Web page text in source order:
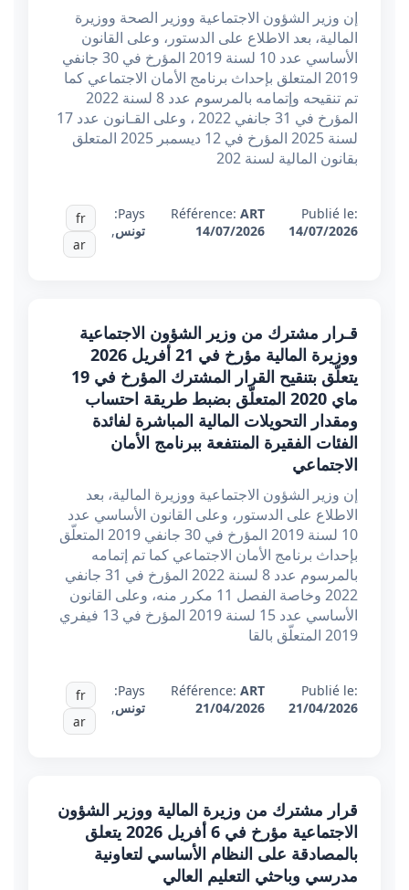
إن وزير الشؤون الاجتماعية ووزير الصحة ووزيرة
المالية، بعد الاطلاع على الدستور، وعلى القانون
الأساسي عدد 10 لسنة 2019 المؤرخ في 30 جانفي
2019 المتعلق بإحداث برنامج الأمان الاجتماعي كما
تم تنقيحه وإتمامه بالمرسوم عدد 8 لسنة 2022
المؤرخ في 31 جانفي 2022 ، وعلى القـانون عدد 17
لسنة 2025 المؤرخ في 12 ديسمبر 2025 المتعلق
بقانون المالية لسنة 202
Publié le:
14/07/2026
Référence:ART
14/07/2026
Pays:
تونس,
fr
ar
قـرار مشترك من وزير الشؤون الاجتماعية
ووزيرة المالية مؤرخ في 21 أفريل 2026
يتعلّق بتنقيح القرار المشترك المؤرخ في 19
ماي 2020 المتعلّق بضبط طريقة احتساب
ومقدار التحويلات المالية المباشرة لفائدة
الفئات الفقيرة المنتفعة ببرنامج الأمان
الاجتماعي
إن وزير الشؤون الاجتماعية ووزيرة المالية، بعد
الاطلاع على الدستور، وعلى القانون الأساسي عدد
10 لسنة 2019 المؤرخ في 30 جانفي 2019 المتعلّق
بإحداث برنامج الأمان الاجتماعي كما تم إتمامه
بالمرسوم عدد 8 لسنة 2022 المؤرخ في 31 جانفي
2022 وخاصة الفصل 11 مكرر منه، وعلى القانون
الأساسي عدد 15 لسنة 2019 المؤرخ في 13 فيفري
2019 المتعلّق بالقا
Publié le:
21/04/2026
Référence:ART
21/04/2026
Pays:
تونس,
fr
ar
قرار مشترك من وزيرة المالية ووزير الشؤون
الاجتماعية مؤرخ في 6 أفريل 2026 يتعلق
بالمصادقة على النظام الأساسي لتعاونية
مدرسي وباحثي التعليم العالي